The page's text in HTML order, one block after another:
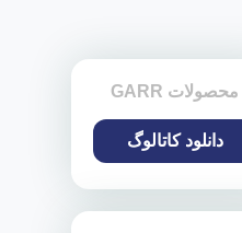
محصولات GARR
دانلود کاتالوگ